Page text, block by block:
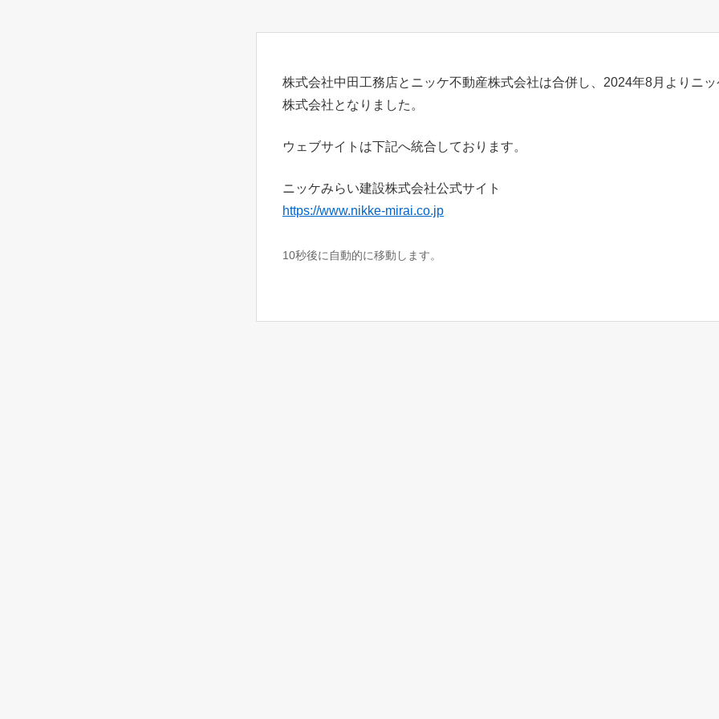
株式会社中田工務店とニッケ不動産株式会社は合併し、2024年8月よりニ
株式会社となりました。
ウェブサイトは下記へ統合しております。
ニッケみらい建設株式会社公式サイト
https://www.nikke-mirai.co.jp
10秒後に自動的に移動します。